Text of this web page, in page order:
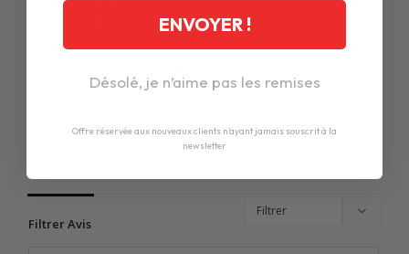
1
Filtrer Avis
ENVOYER !
Désolé, je n’aime pas les remises
Offre réservée aux nouveaux clients n'ayant jamais souscrit à la
newsletter